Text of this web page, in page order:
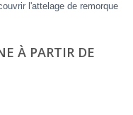
l'attelage de remorque
À PARTIR DE